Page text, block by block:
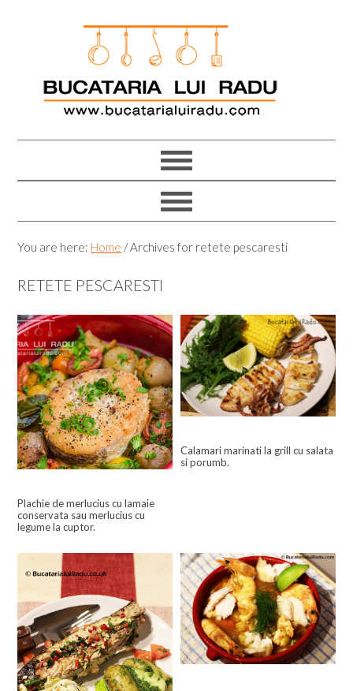
You are here: Home /Archives for retete pescaresti
RETETE PESCARESTI
Plachie de merlucius cu lamaie
conservata sau merlucius cu
legume la cuptor.
Calamari marinati la grill cu salata
si porumb.